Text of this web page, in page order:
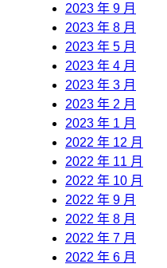
2023 年 9 月
2023 年 8 月
2023 年 5 月
2023 年 4 月
2023 年 3 月
2023 年 2 月
2023 年 1 月
2022 年 12 月
2022 年 11 月
2022 年 10 月
2022 年 9 月
2022 年 8 月
2022 年 7 月
2022 年 6 月